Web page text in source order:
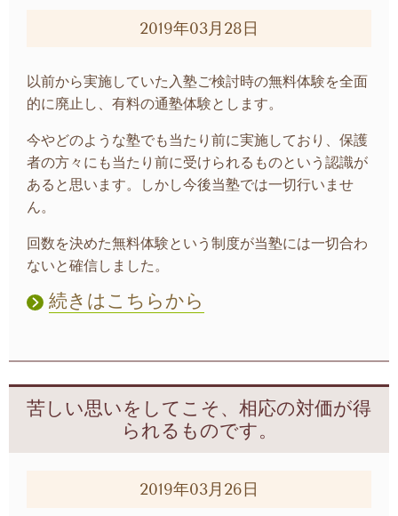
2019年03月28日
以前から実施していた入塾ご検討時の無料体験を全面
的に廃止し、有料の通塾体験とします。
今やどのような塾でも当たり前に実施しており、保護
者の方々にも当たり前に受けられるものという認識が
あると思います。しかし今後当塾では一切行いませ
ん。
回数を決めた無料体験という制度が当塾には一切合わ
ないと確信しました。
続きはこちらから
苦しい思いをしてこそ、相応の対価が得
られるものです。
2019年03月26日